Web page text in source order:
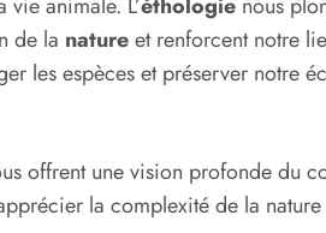
animale. L’éthologie nous
de la natureet renforcent notre
les espèces et préserver notre
offrent une vision profonde du
la complexité de la nature